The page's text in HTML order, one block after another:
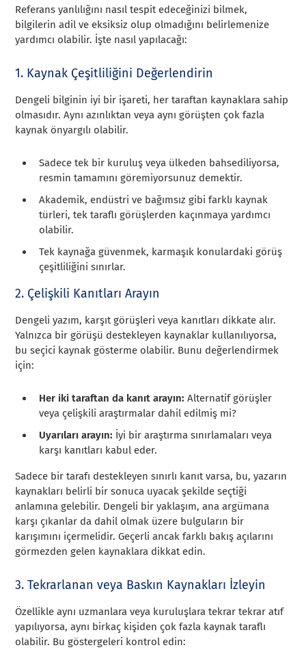
Referans yanlılığını nasıl tespit edeceğinizi bilmek,
bilgilerin adil ve eksiksiz olup olmadığını belirlemenize
yardımcı olabilir. İşte nasıl yapılacağı:
1. Kaynak Çeşitliliğini Değerlendirin
Dengeli bilginin iyi bir işareti, her taraftan kaynaklara sahip
olmasıdır. Aynı azınlıktan veya aynı görüşten çok fazla
kaynak önyargılı olabilir.
Sadece tek bir kuruluş veya ülkeden bahsediliyorsa,
resmin tamamını göremiyorsunuz demektir.
Akademik, endüstri ve bağımsız gibi farklı kaynak
türleri, tek taraflı görüşlerden kaçınmaya yardımcı
olabilir.
Tek kaynağa güvenmek, karmaşık konulardaki görüş
çeşitliliğini sınırlar.
2. Çelişkili Kanıtları Arayın
Dengeli yazım, karşıt görüşleri veya kanıtları dikkate alır.
Yalnızca bir görüşü destekleyen kaynaklar kullanılıyorsa,
bu seçici kaynak gösterme olabilir. Bunu değerlendirmek
için:
Her iki taraftan da kanıt arayın: Alternatif görüşler
veya çelişkili araştırmalar dahil edilmiş mi?
Uyarıları arayın: İyi bir araştırma sınırlamaları veya
karşı kanıtları kabul eder.
Sadece bir tarafı destekleyen sınırlı kanıt varsa, bu, yazarın
kaynakları belirli bir sonuca uyacak şekilde seçtiği
anlamına gelebilir. Dengeli bir yaklaşım, ana argümana
karşı çıkanlar da dahil olmak üzere bulguların bir
karışımını içermelidir. Geçerli ancak farklı bakış açılarını
görmezden gelen kaynaklara dikkat edin.
3. Tekrarlanan veya Baskın Kaynakları İzleyin
Özellikle aynı uzmanlara veya kuruluşlara tekrar tekrar atıf
yapılıyorsa, aynı birkaç kişiden çok fazla kaynak taraflı
olabilir. Bu göstergeleri kontrol edin: